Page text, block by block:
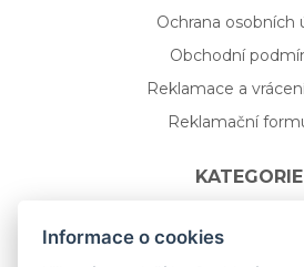
Ochrana osobních
Obchodní
Reklamace a
Reklamační
KATEGORIE
Nápojové sklo
Informace o cookies